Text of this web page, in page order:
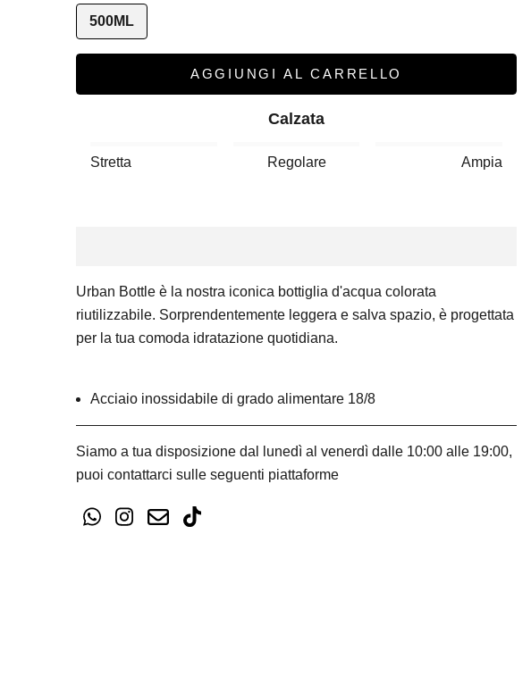
500ML
AGGIUNGI AL CARRELLO
Calzata
Stretta Regolare Ampia
Urban Bottle è la nostra iconica bottiglia d'acqua colorata
riutilizzabile. Sorprendentemente leggera e salva spazio, è progettata
per la tua comoda idratazione quotidiana.
Acciaio inossidabile di grado alimentare 18/8
Siamo a tua disposizione dal lunedì al venerdì dalle 10:00 alle 19:00,
puoi contattarci sulle seguenti piattaforme